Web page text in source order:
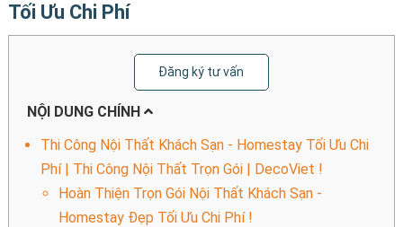
Tối Ưu Chi Phí
Đăng ký tư vấn
NỘI DUNG CHÍNH
Thi Công Nội Thất Khách Sạn - Homestay Tối Ưu Chi
Phí | Thi Công Nội Thất Trọn Gói | DecoViet !
Hoàn Thiện Trọn Gói Nội Thất Khách Sạn -
Homestay Đẹp Tối Ưu Chi Phí !